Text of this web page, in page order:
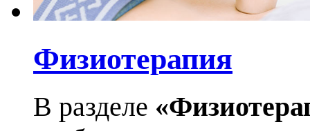
Физиотерапия
В разделе